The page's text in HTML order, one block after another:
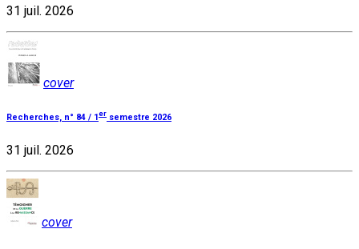
31 juil. 2026
cover
Recherches, n° 84 / 1 er semestre 2026
31 juil. 2026
cover